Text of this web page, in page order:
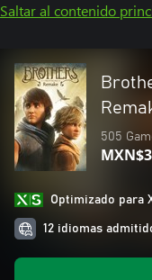
Saltar al contenido
505
Optimizado para
12 idiomas